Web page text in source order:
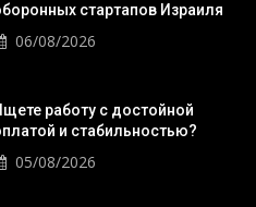
стартапов Израиля
06/08/2026
работу с достойной
и стабильностью?
05/08/2026